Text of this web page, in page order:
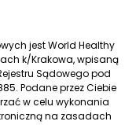
jest World Healthy
k/Krakowa, wpisaną
Sądowego pod
Podane przez Ciebie
w celu wykonania
na zasadach